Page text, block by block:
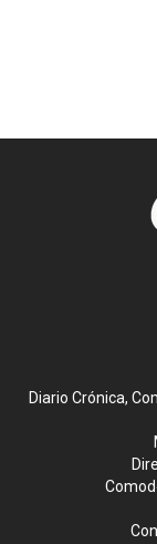
Diario Crónica,